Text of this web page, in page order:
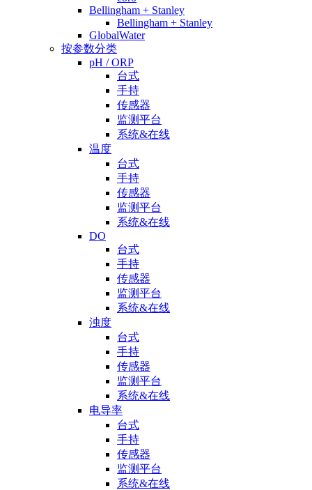
Bellingham + Stanley
Bellingham + Stanley
GlobalWater
按参数分类
pH / ORP
台式
手持
传感器
监测平台
系统&在线
温度
台式
手持
传感器
监测平台
系统&在线
DO
台式
手持
传感器
监测平台
系统&在线
浊度
台式
手持
传感器
监测平台
系统&在线
电导率
台式
手持
传感器
监测平台
系统&在线